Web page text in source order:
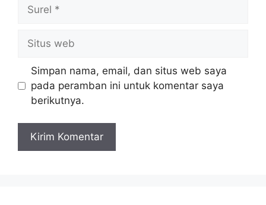
web
Simpan nama, email, dan situs web saya
pada peramban ini untuk komentar saya
berikutnya.